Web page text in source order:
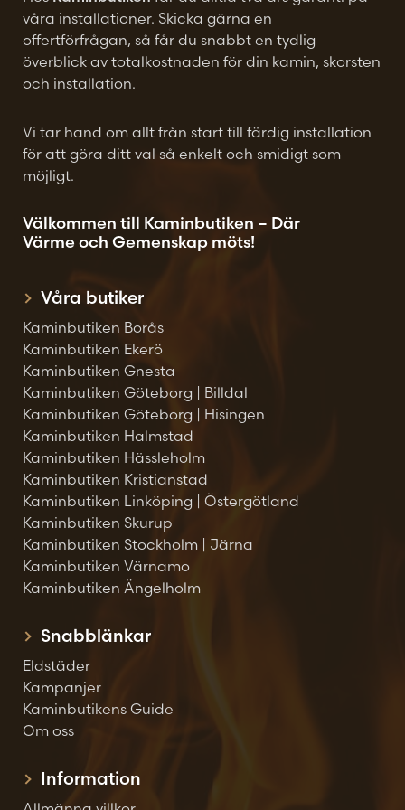
våra installationer. Skicka gärna en
offertförfrågan, så får du snabbt en tydlig
överblick av totalkostnaden för din kamin, skorsten
och installation.
Vi tar hand om allt från start till färdig installation
för att göra ditt val så enkelt och smidigt som
möjligt.
Välkommen till Kaminbutiken – Där
Värme och Gemenskap möts!
Våra butiker
Kaminbutiken Borås
Kaminbutiken Ekerö
Kaminbutiken Gnesta
Kaminbutiken Göteborg | Billdal
Kaminbutiken Göteborg | Hisingen
Kaminbutiken Halmstad
Kaminbutiken Hässleholm
Kaminbutiken Kristianstad
Kaminbutiken Linköping | Östergötland
Kaminbutiken Skurup
Kaminbutiken Stockholm | Järna
Kaminbutiken Värnamo
Kaminbutiken Ängelholm
Snabblänkar
Eldstäder
Kampanjer
Kaminbutikens Guide
Om oss
Information